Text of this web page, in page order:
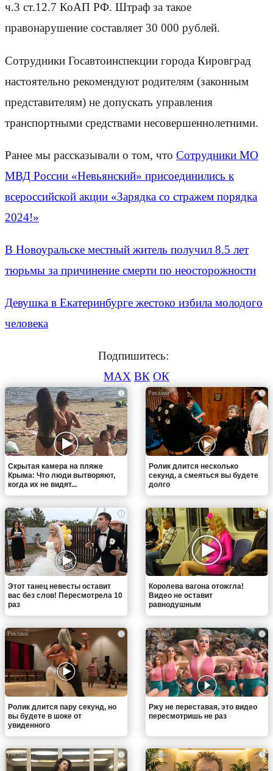
ч.3 ст.12.7 КоАП РФ. Штраф за такое
правонарушение составляет 30 000 рублей.
Сотрудники Госавтоинспекции города Кировград
настоятельно рекомендуют родителям (законным
представителям) не допускать управления
транспортными средствами несовершеннолетними.
Ранее мы рассказывали о том, что Сотрудники МО
МВД России «Невьянский» присоединились к
всероссийской акции «Зарядка со стражем порядка
2024!»
В Новоуральске местный житель получил 8.5 лет
тюрьмы за причинение смерти по неосторожности
Девушка в Екатеринбурге жестоко избила молодого
человека
Подпишитесь:
MAX ВК ОК
i
Скрытая камера на пляже
Крыма: Что люди вытворяют,
когда их не видят...
i
Ролик длится несколько
секунд, а смеяться вы будете
долго
i
Этот танец невесты оставит
вас без слов! Пересмотрела 10
раз
i
Королева вагона отожгла!
Видео не оставит
равнодушным
i
Ролик длится пару секунд, но
вы будете в шоке от
увиденного
i
Ржу не переставая, это видео
пересмотришь не раз
i i